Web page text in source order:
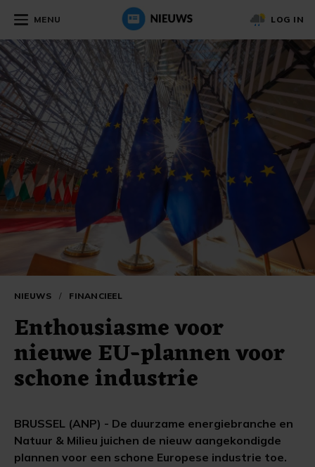
MENU LOG IN
NIEUWS / FINANCIEEL
Enthousiasme voor
nieuwe EU-plannen voor
schone industrie
BRUSSEL (ANP) - De duurzame energiebranche en
Natuur & Milieu juichen de nieuw aangekondigde
plannen voor een schone Europese industrie toe.